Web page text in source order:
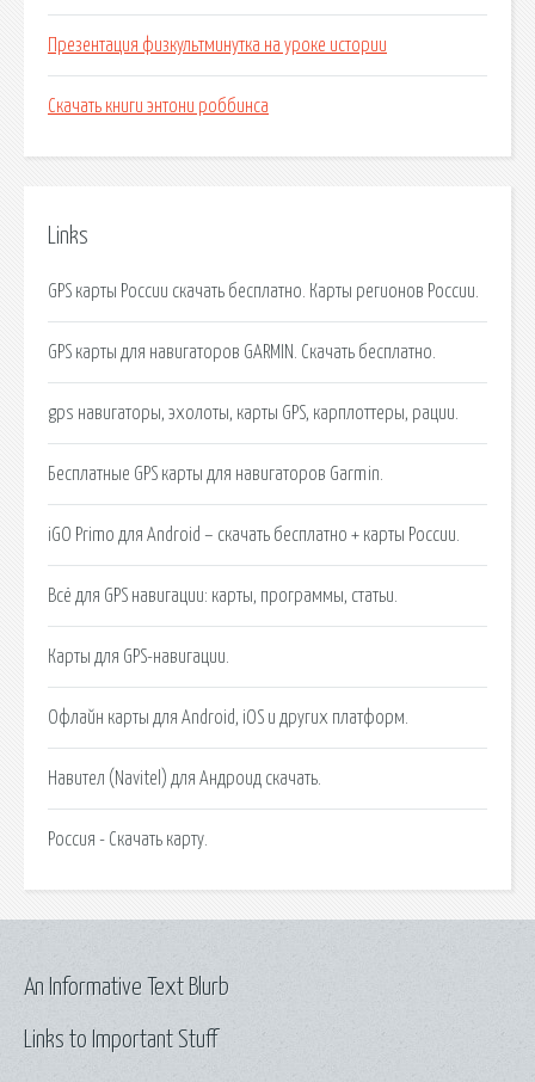
Презентация физкультминутка на уроке истории
Скачать книги энтони роббинса
Links
GPS карты России скачать бесплатно. Карты регионов России.
GPS карты для навигаторов GARMIN. Скачать бесплатно.
gps навигаторы, эхолоты, карты GPS, карплоттеры, рации.
Бесплатные GPS карты для навигаторов Garmin.
iGO Primo для Android – скачать бесплатно + карты России.
Всё для GPS навигации: карты, программы, статьи.
Карты для GPS-навигации.
Офлайн карты для Android, iOS и других платформ.
Навител (Navitel) для Андроид скачать.
Россия - Скачать карту.
Links to Important Stuff
An Informative Text Blurb